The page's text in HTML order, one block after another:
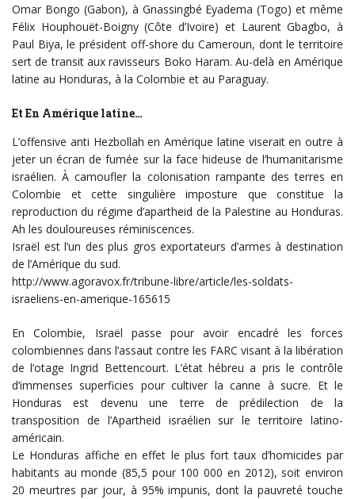
Omar Bongo (Gabon), à Gnassingbé Eyadema (Togo) et même
Félix Houphouët-Boigny (Côte d’Ivoire) et Laurent Gbagbo, à
Paul Biya, le président off-shore du Cameroun, dont le territoire
sert de transit aux ravisseurs Boko Haram. Au-delà en Amérique
latine au Honduras, à la Colombie et au Paraguay.
Et En Amérique latine…
L’offensive anti Hezbollah en Amérique latine viserait en outre à
jeter un écran de fumée sur la face hideuse de l’humanitarisme
israélien. À camoufler la colonisation rampante des terres en
Colombie et cette singulière imposture que constitue la
reproduction du régime d’apartheid de la Palestine au Honduras.
Ah les douloureuses réminiscences.
Israël est l’un des plus gros exportateurs d’armes à destination
de l’Amérique du sud.
http://www.agoravox.fr/tribune-libre/article/les-soldats-
israeliens-en-amerique-165615
En Colombie, Israël passe pour avoir encadré les forces
colombiennes dans l’assaut contre les FARC visant à la libération
de l’otage Ingrid Bettencourt. L’état hébreu a pris le contrôle
d’immenses superficies pour cultiver la canne à sucre. Et le
Honduras est devenu une terre de prédilection de la
transposition de l’Apartheid israélien sur le territoire latino-
américain.
Le Honduras affiche en effet le plus fort taux d’homicides par
habitants au monde (85,5 pour 100 000 en 2012), soit environ
20 meurtres par jour, à 95% impunis, dont la pauvreté touche